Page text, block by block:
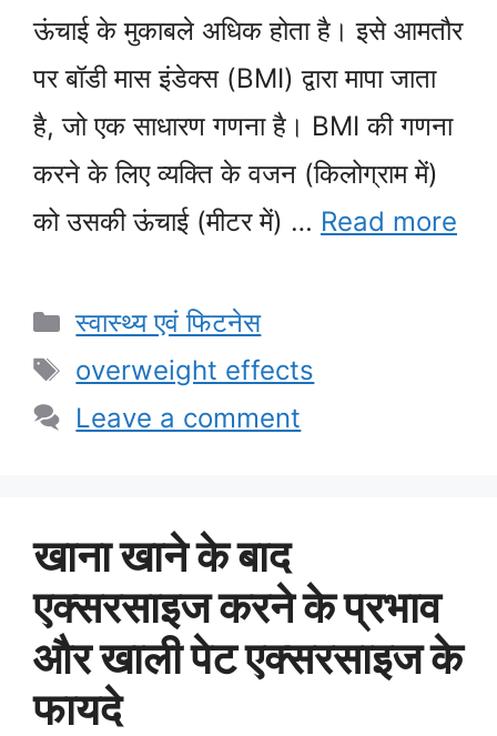
ऊंचाई के मुकाबले अधिक होता है। इसे आमतौर
पर बॉडी मास इंडेक्स (BMI) द्वारा मापा जाता
है, जो एक साधारण गणना है। BMI की गणना
करने के लिए व्यक्ति के वजन (किलोग्राम में)
को उसकी ऊंचाई (मीटर में) … Read more
Categories
स्वास्थ्य एवं फिटनेस
Tags
overweight effects
Leave a comment
खाना खाने के बाद
एक्सरसाइज करने के प्रभाव
और खाली पेट एक्सरसाइज के
फायदे